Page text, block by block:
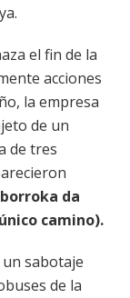
el fin de la
acciones
la empresa
de un
de tres
da
camino).
sabotaje
de la